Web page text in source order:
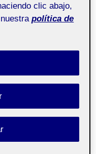
clic abajo,
política de